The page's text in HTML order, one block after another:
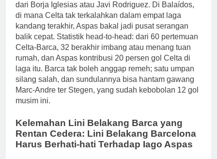
dari Borja Iglesias atau Javi Rodriguez. Di Balaídos,
di mana Celta tak terkalahkan dalam empat laga
kandang terakhir, Aspas bakal jadi pusat serangan
balik cepat. Statistik head-to-head: dari 60 pertemuan
Celta-Barca, 32 berakhir imbang atau menang tuan
rumah, dan Aspas kontribusi 20 persen gol Celta di
laga itu. Barca tak boleh anggap remeh; satu umpan
silang salah, dan sundulannya bisa hantam gawang
Marc-Andre ter Stegen, yang sudah kebobolan 12 gol
musim ini.
Kelemahan Lini Belakang Barca yang
Rentan Cedera: Lini Belakang Barcelona
Harus Berhati-hati Terhadap Iago Aspas